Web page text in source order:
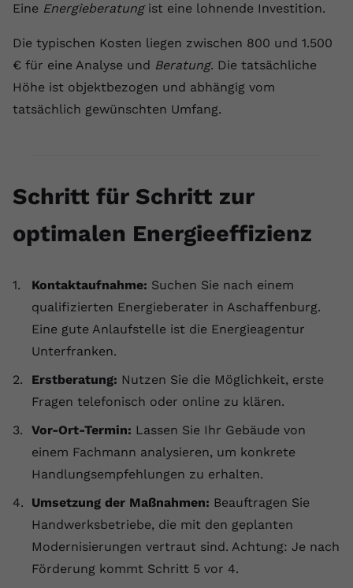
Eine Energieberatungist eine lohnende Investition.
Die typischen Kosten liegen zwischen 800 und 1.500
€ für eine Analyse und Beratung. Die tatsächliche
Höhe ist objektbezogen und abhängig vom
tatsächlich gewünschten Umfang.
Schritt für Schritt zur
optimalen Energieeffizienz
Kontaktaufnahme: Suchen Sie nach einem
qualifizierten Energieberater in Aschaffenburg.
Eine gute Anlaufstelle ist die Energieagentur
Unterfranken.
Erstberatung: Nutzen Sie die Möglichkeit, erste
Fragen telefonisch oder online zu klären.
Vor-Ort-Termin: Lassen Sie Ihr Gebäude von
einem Fachmann analysieren, um konkrete
Handlungsempfehlungen zu erhalten.
Umsetzung der Maßnahmen: Beauftragen Sie
Handwerksbetriebe, die mit den geplanten
Modernisierungen vertraut sind. Achtung: Je nach
Förderung kommt Schritt 5 vor 4.